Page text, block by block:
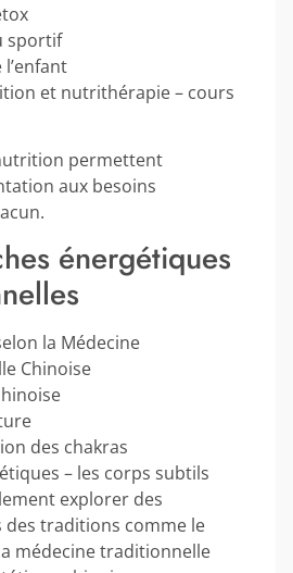
sportif
et nutrithérapie – cours
permettent
aux besoins
énergétiques
la Médecine
Chinoise
des chakras
– les corps subtils
explorer des
des traditions comme le
médecine traditionnelle